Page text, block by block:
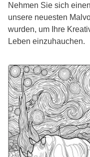
Nehmen Sie sich
unsere neuesten
wurden, um Ihre
Leben einzuhauchen.